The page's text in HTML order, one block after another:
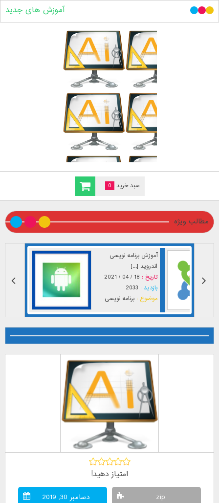
سبد خرید 0
آموزش های جدید
مطالب ویژه
آموزش برنامه نویسی
اندروید [...]
تاریخ : 18 / 04 / 2021
بازدید : 2033
موضوع : برنامه نویسی
امتیاز دهید!
zip دسامبر 30, 2019